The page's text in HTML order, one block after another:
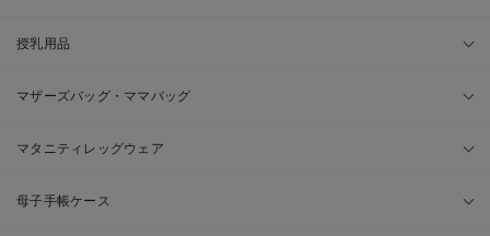
授乳用品
マザーズバッグ・ママバッグ
マタニティレッグウェア
母子手帳ケース